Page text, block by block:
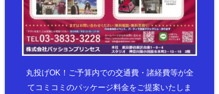
丸投げOK！ご予算内での交通費・諸経費等が全
てコミコミのパッケージ料金をご提案いたしま